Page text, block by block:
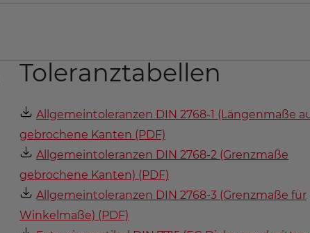
Toleranztabellen
Allgemeintoleranzen DIN 2768-1 (Längenmaße
gebrochene Kanten (PDF)
Allgemeintoleranzen DIN 2768-2 (Grenzmaße
gebrochene Kanten) (PDF)
Allgemeintoleranzen DIN 2768-3 (Grenzmaße für
Winkelmaße) (PDF)